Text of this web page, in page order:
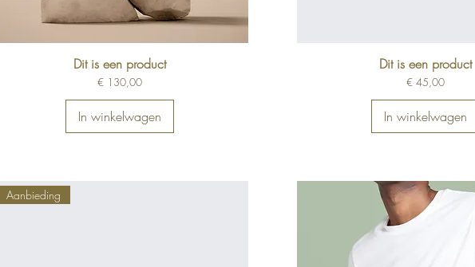
Dit is een product
Prijs
€ 130,00
In winkelwagen
Dit is een product
Prijs
€ 45,00
In winkelwagen
Aanbieding